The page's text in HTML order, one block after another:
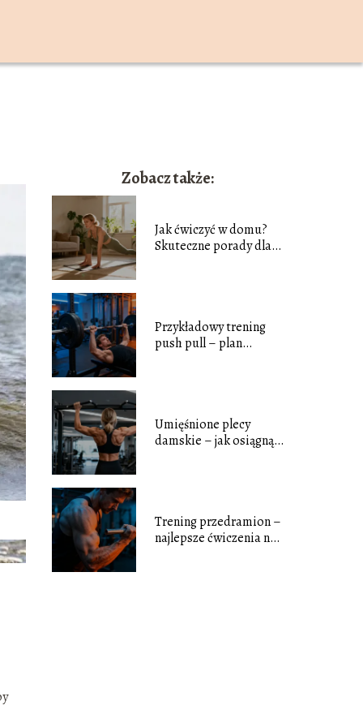
Zobacz także:
Jak ćwiczyć w domu?
Skuteczne porady dla
Przykładowy trening
push pull – plan
Umięśnione plecy
damskie – jak osiągnąć
Trening przedramion –
najlepsze ćwiczenia na